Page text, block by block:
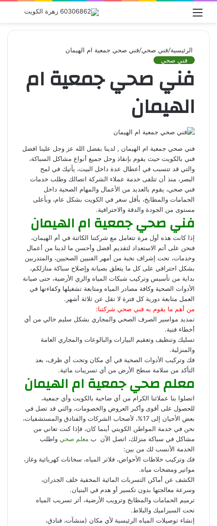
القائمة
الرئيسية/فني صحي/فني صحي جمعية ام الهيمان
فني صحي
فني صحي جمعية ام
الهيمان
فني صحي جمعية ام الهيمان , لدينا بفضل الله عز وجل علينا افضل
فني بالكويت حيث يقوم بإنقاذ وحل جميع أنواع مشاكل السباكة،
والتي قد تتسبب في أعطال عدة داخل البيت، يأتيك في لمح
البصر، منذ أن تتلقى خدمة عملاء الشركة اتصالك وطلب خدمات
فني صحي، يقوم بالعديد من الأعمال والمهام الصحية داخل
الحمامات والمطابخ، بأقل سعر في الكويت بشكل عام، وبأعلى
مستوى من الجودة والدقة والاحترافية.
فني صحي جمعية ام الهيمان
إذا كانت هذه أول مرة تتعامل مع شركتنا الكائنة في أم الهيمان،
فنحن على أتم الاستعداد لتقديم أفضل وأحسن ما لدينا من أعمال
وخدمات، تحت إشراف نخبة من أمهر الفنيين الصحيين، والمتدربين
بشكل احترافي على كل ما يتعلق بصيانة وإصلاح سباكة منازلكم،
بداية من تأسيس وتركيب شبكات المياه والري الأرضية، حتى صيانة
الأدوات الصحية وكافة مصادر المياه ومتابعة تشغيلها وكفاءتها في
العمل متابعة دورية كل فترة لا تقل عن ثلاثة أشهر.
من أهم ما يقوم به فني صحي شركتنا:
تمديد مواسير الصرف الصحي والمجاري بشكل سليم خالي من أي
أخطاء فنية.
تسليك وتنظيف وتعقيم البيارات والبالوعات والمجاري العامة
والمنزلية.
فك وتركيب الأدوات الصحية في أي مكان وتحت أي ظرف، بعد
التأكد من سلامة سطح الأرض من أي تسريبات مائية.
معلم صحي جمعية ام الهيمان
اتصلوا بنا عملائنا الكرام من أي ضاحية بالكويت وأي جمعية،
للحصول على أقوى وأكبر العروض والخصومات، والتي قد تصل في
بعض الأحيان إلى 17%، لأصحاب الشركات والفنادق والمستشفيات،
نحن في خدمة المواطن الكويتي أينما كان، فإذا كنت تعاني من
مشاكل في سباكة منزلك، اتصل الآن ب معلم صحي واطلب
الخدمة الأنسب لك من بين:
فك وتركيب خلاطات الأحواض، فلاتر المياه، سخانات كهربائية وغاز،
مواتير ومضخات مياه.
الكشف عن أماكن التسربات المائية المخفية خلف الجدران،
وسرعة معالجتها بدون تكسير أو هدم في البنيان.
ترميم الحمامات والمطابخ وترويب الأرضية، أثر تسريب المياه
تحت السيراميك والبلاط.
إنشاء توصيلات المياه الرئيسية لأي مكان (منشآت، فنادق،